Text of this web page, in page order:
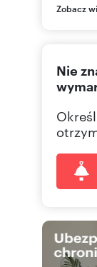
PL
Zobacz
Nie